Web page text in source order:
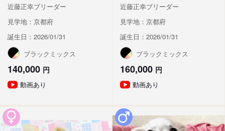
近藤正幸ブリーダー
見学地：京都府
誕生日：2026/01/31
ブラックミックス
140,000 円
動画あり
近藤正幸ブリーダー
見学地：京都府
誕生日：2026/01/31
ブラックミックス
160,000 円
動画あり